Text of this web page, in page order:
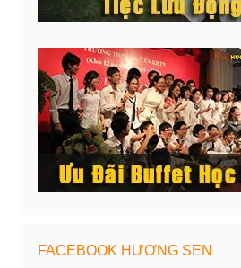
FACEBOOK HƯƠNG SEN